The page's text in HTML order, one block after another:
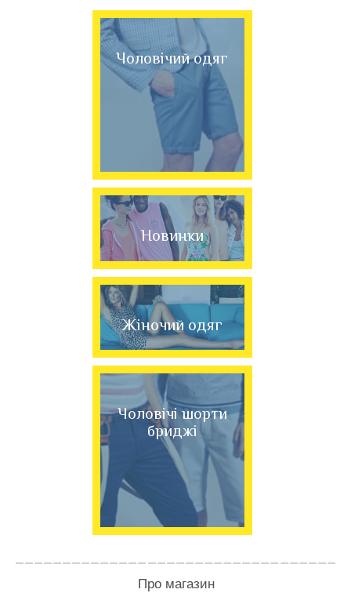
Чоловічий одяг
Новинки
Жіночий одяг
Чоловічі шорти
бриджі
Про магазин